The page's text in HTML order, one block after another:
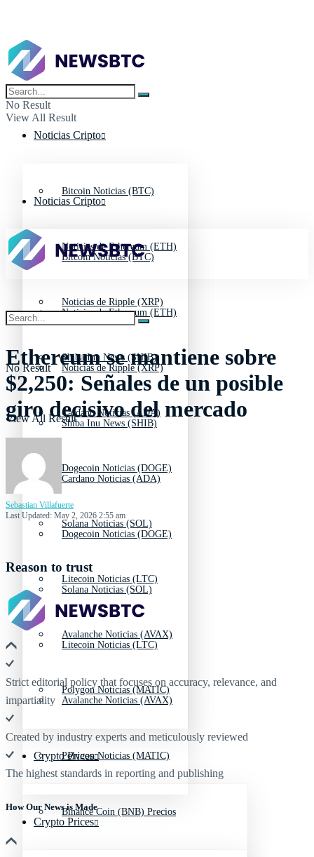
No Result
View All Result
Noticias Cripto
Bitcoin Noticias (BTC)
Noticias de Ethereum (ETH)
Noticias de Ripple (XRP)
Shiba Inu News (SHIB)
Cardano Noticias (ADA)
Dogecoin Noticias (DOGE)
Solana Noticias (SOL)
Litecoin Noticias (LTC)
Avalanche Noticias (AVAX)
Polygon Noticias (MATIC)
Crypto Prices
Binance Coin (BNB) Precios
Noticias Cripto
Bitcoin Noticias (BTC)
Noticias de Ethereum (ETH)
Noticias de Ripple (XRP)
Shiba Inu News (SHIB)
Cardano Noticias (ADA)
Dogecoin Noticias (DOGE)
Solana Noticias (SOL)
Litecoin Noticias (LTC)
Avalanche Noticias (AVAX)
Polygon Noticias (MATIC)
Crypto Prices
No Result
View All Result
Ethereum se mantiene sobre
$2,250: Señales de un posible
giro decisivo del mercado
Sebastian Villafuerte
Last Updated: May 2, 2026 2:55 am
Reason to trust
Strict editorial policy that focuses on accuracy, relevance, and
impartiality
Created by industry experts and meticulously reviewed
The highest standards in reporting and publishing
How Our News is Made